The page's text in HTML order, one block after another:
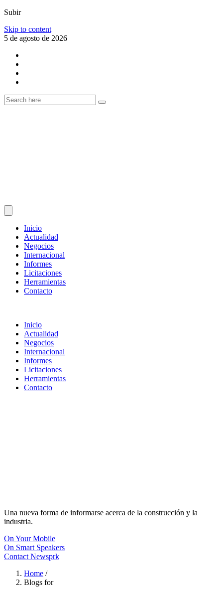
Subir
Skip to content
5 de agosto de 2026
Inicio
Actualidad
Negocios
Internacional
Informes
Licitaciones
Herramientas
Contacto
Inicio
Actualidad
Negocios
Internacional
Informes
Licitaciones
Herramientas
Contacto
Una nueva forma de informarse acerca de la construcción y la
industria.
On Your Mobile
On Smart Speakers
Contact Newsprk
Home /
Blogs for